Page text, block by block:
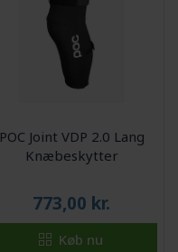
POC Joint VDP 2.0 Lang
Knæbeskytter
773,00 kr.
Køb nu